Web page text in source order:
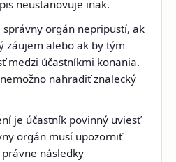
neustanovuje inak.
správny orgán nepripustí, ak
záujem alebo ak by tým
medzi účastníkmi konania.
nahradiť znalecký
je účastník povinný uviesť
orgán musí upozorniť
následky